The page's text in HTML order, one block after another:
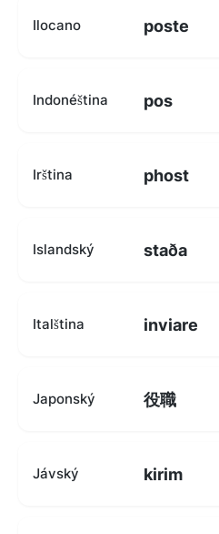
Ilocano poste
Indonéština pos
Irština phost
Islandský staða
Italština inviare
Japonský 役職
Jávský kirim